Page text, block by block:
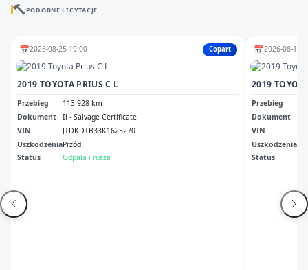
PODOBNE LICYTACJE
📅2026-08-25 19:00 Copart
2019 TOYOTA PRIUS C L
Przebieg
113 928 km
Dokument
Il - Salvage Certificate
VIN
JTDKDTB33K1625270
UszkodzeniaPrzód
Status
Odpala i rusza
📅2026-08-10
2019
Przebieg
Dokument
VIN
Uszkodzenia
Status